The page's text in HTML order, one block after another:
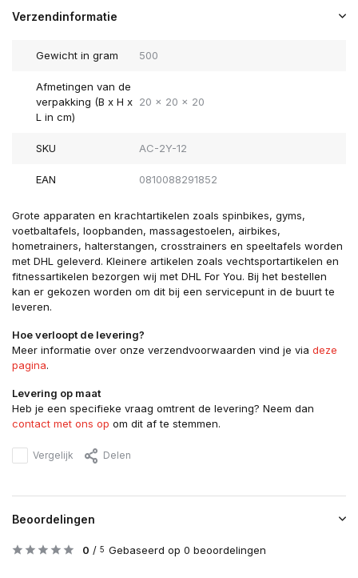
Verzendinformatie
Gewicht in gram 500
Afmetingen van de
verpakking (B x H x
L in cm)
20 x 20 x 20
SKU AC-2Y-12
EAN 0810088291852
Grote apparaten en krachtartikelen zoals spinbikes, gyms,
voetbaltafels, loopbanden, massagestoelen, airbikes,
hometrainers, halterstangen, crosstrainers en speeltafels worden
met DHL geleverd. Kleinere artikelen zoals vechtsportartikelen en
fitnessartikelen bezorgen wij met DHL For You. Bij het bestellen
kan er gekozen worden om dit bij een servicepunt in de buurt te
leveren.
Hoe verloopt de levering?
Meer informatie over onze verzendvoorwaarden vind je via deze
pagina.
Levering op maat
Heb je een specifieke vraag omtrent de levering? Neem dan
contact met ons op om dit af te stemmen.
Vergelijk Delen
Beoordelingen
0 / 5 Gebaseerd op 0 beoordelingen